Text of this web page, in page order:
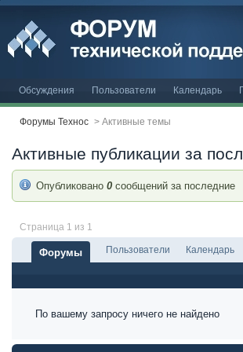
Обсуждения Пользователи Календарь
Форумы Технос > Активные темы
Активные публикации за
Опубликовано 0 сообщений за последние
Страница 1 из 1
Форумы Пользователи Календарь
По вашему запросу ничего не найдено